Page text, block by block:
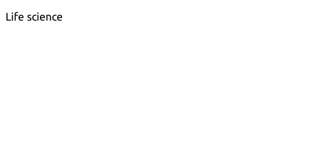
Life science